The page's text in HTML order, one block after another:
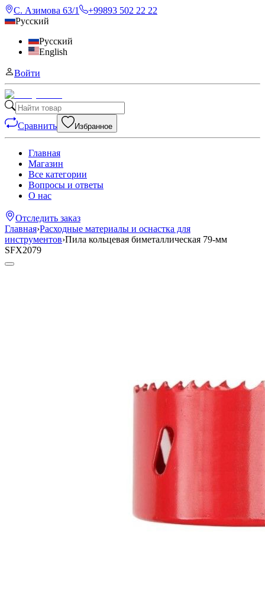
С. Азимова 63/1
+99893 502 22 22
Русский
Русский
English
Войти
Сравнить Избранное
Главная
Магазин
Все категории
Вопросы и ответы
О нас
Отследить заказ
Главная›Расходные материалы и оснастка для
инструментов›Пила кольцевая биметаллическая 79-мм
SFX2079